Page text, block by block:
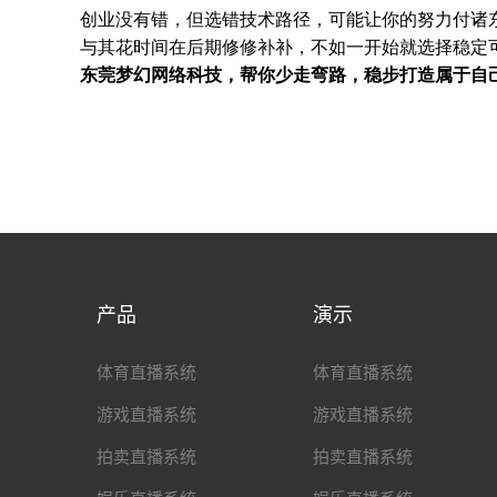
创业没有错，但选错技术路径，可能让你的努力付诸
与其花时间在后期修修补补，不如一开始就选择稳定
东莞梦幻网络科技，帮你少走弯路，稳步打造属于自
产品
体育直播系统
游戏直播系统
拍卖直播系统
演示
体育直播系统
游戏直播系统
拍卖直播系统